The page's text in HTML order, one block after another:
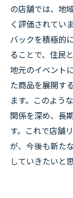
の店舗では、地
く評価されてい
バックを積極的
ることで、住民
地元のイベント
た商品を展開す
ます。このよう
関係を深め、長
す。これで店舗
が、今後も新た
していきたいと